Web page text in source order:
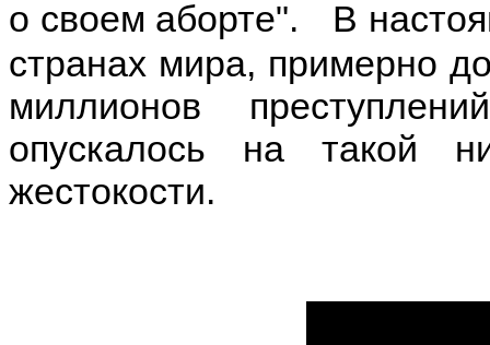
о своем аборте". В
странах мира, примерно
миллионов
опускалось на такой
жестокости.